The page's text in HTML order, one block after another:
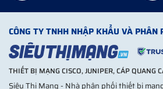
CÔNG TY TNHH NHẬP KHẨU VÀ PHÂN
THIẾT BỊ MẠNG CISCO, JUNIPER, CÁP QUANG
Siêu Thị Mạng - Nhà phân phối thiết bị